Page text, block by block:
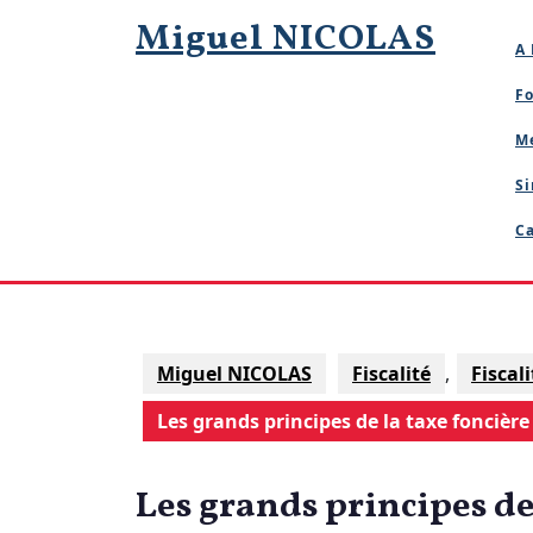
Miguel NICOLAS A
Miguel NICOLAS Fiscalité ,
Les grands principes de la taxe foncière
Les grands principes